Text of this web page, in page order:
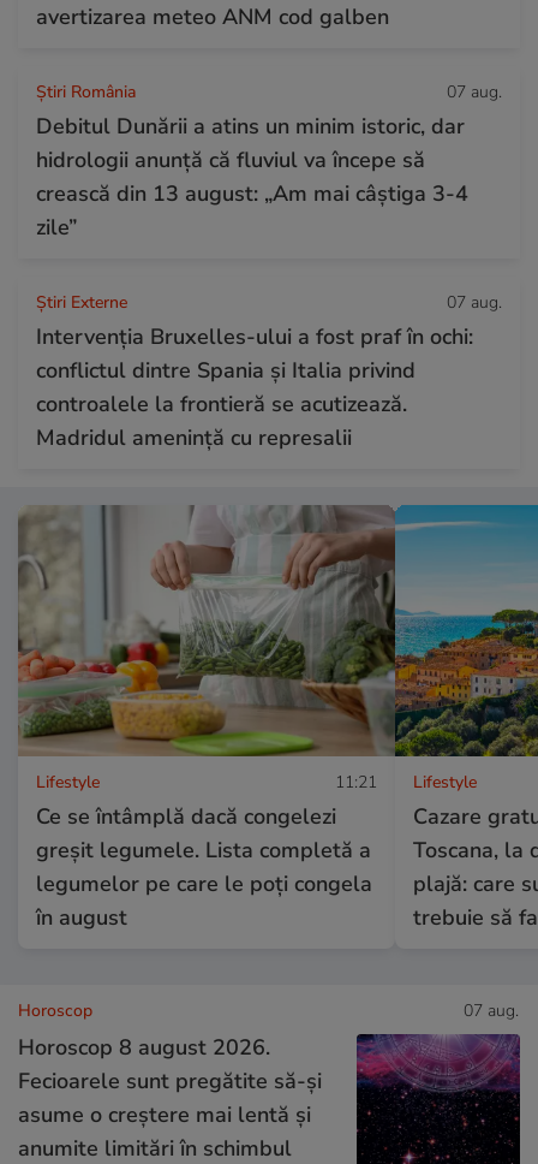
avertizarea meteo ANM cod galben
Știri România 07 aug.
Debitul Dunării a atins un minim istoric, dar
hidrologii anunță că fluviul va începe să
crească din 13 august: „Am mai câștiga 3-4
zile”
Știri Externe 07 aug.
Intervenția Bruxelles-ului a fost praf în ochi:
conflictul dintre Spania și Italia privind
controalele la frontieră se acutizează.
Madridul amenință cu represalii
Lifestyle 11:21
Ce se întâmplă dacă congelezi
greșit legumele. Lista completă a
legumelor pe care le poți congela
în august
Lifestyle
Cazare
Toscana, la
plajă: care
trebuie să
Horoscop 07 aug.
Horoscop 8 august 2026.
Fecioarele sunt pregătite să-și
asume o creștere mai lentă și
anumite limitări în schimbul